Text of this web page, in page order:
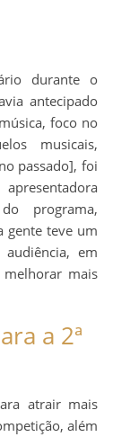
durante o
antecipado
foco no
musicais,
passado], foi
programa,
gente teve um
em
melhorar mais
a 2ª
atrair mais
além